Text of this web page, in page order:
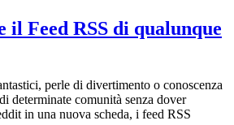
il Feed RSS di qualunque
perle di divertimento o conoscenza
determinate comunità senza dover
in una nuova scheda, i feed RSS